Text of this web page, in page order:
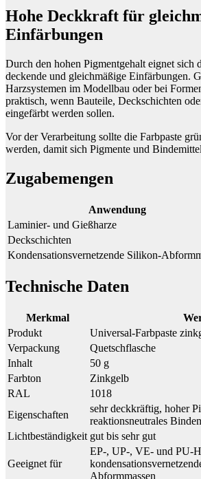
Hohe Deckkraft für
Einfärbungen
Durch den hohen Pigmentgehalt eignet sich
deckende und gleichmäßige Einfärbungen.
Harzsystemen im Modellbau oder bei
praktisch, wenn Bauteile, Deckschichten
eingefärbt werden sollen.
Vor der Verarbeitung sollte die Farbpaste
werden, damit sich Pigmente und
Zugabemengen
Anwendung
Laminier- und Gießharze
Deckschichten
Kondensationsvernetzende Silikon-
Technische Daten
Merkmal
Produkt
Universal-Farbpaste
Verpackung
Quetschflasche
Inhalt
50 g
Farbton
Zinkgelb
RAL
1018
Eigenschaften
sehr deckkräftig, hoher
reaktionsneutrales
Lichtbeständigkeit gut bis sehr gut
Geeignet für
EP-, UP-, VE- und PU-
Abformmassen